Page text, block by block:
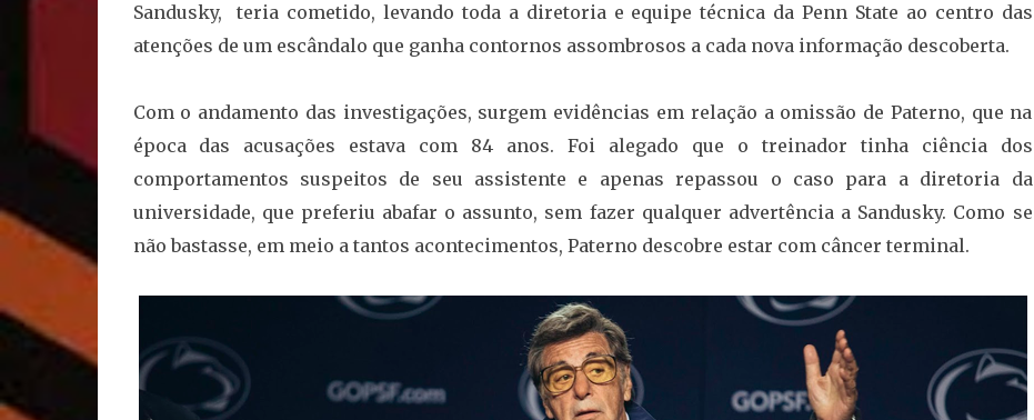
Sandusky, teria cometido, levando toda a diretoria e equipe técnica da Penn State ao centro das
atenções de um escândalo que ganha contornos assombrosos a cada nova informação descoberta.
Com o andamento das investigações, surgem evidências em relação a omissão de Paterno, que na
época das acusações estava com 84 anos. Foi alegado que o treinador tinha ciência dos
comportamentos suspeitos de seu assistente e apenas repassou o caso para a diretoria da
universidade, que preferiu abafar o assunto, sem fazer qualquer advertência a Sandusky. Como se
não bastasse, em meio a tantos acontecimentos, Paterno descobre estar com câncer terminal.